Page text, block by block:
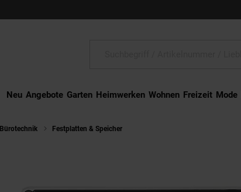
Neu Angebote Garten Heimwerken Wohnen Freizeit Mode
Bürotechnik Festplatten & Speicher